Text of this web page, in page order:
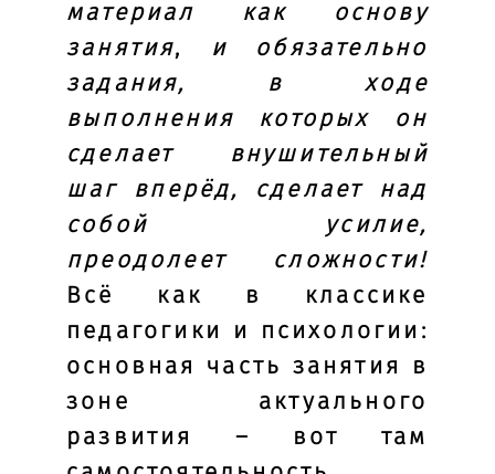
материал как основу
занятия,
и обязательно
задания, в ходе
выполнения которых он
сделает внушительный
шаг вперёд, сделает над
собой усилие,
преодолеет сложности!
Всё как в классике
педагогики и психологии:
основная часть занятия в
зоне актуального
развития – вот там